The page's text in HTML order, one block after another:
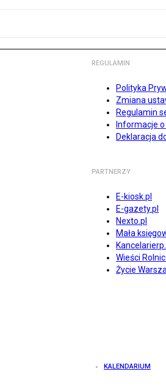
REGULAMIN
Polityka
Zmiana
Regulamin
Informacje
Deklaracja
PARTNERZY
E-kiosk.pl
E-gazety.pl
Nexto.pl
Mała
Wieści
Życie
KALENDARIUM